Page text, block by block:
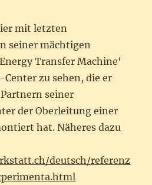
mit letzten
seiner mächtigen
Transfer Machine‘
zu sehen, die er
seiner
der Oberleitung einer
hat. Näheres dazu
deutsch/referenz